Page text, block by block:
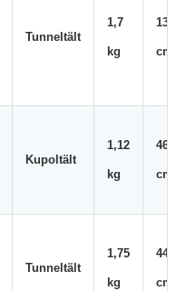
Tunneltält
1,7
kg
13 ×
cm
Kupoltält
1,12
kg
46 ×
cm
Tunneltält
1,75
kg
44 ×
cm